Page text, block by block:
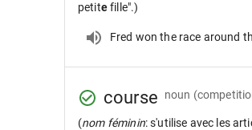
petitefille".)
Fred won the race around
course noun
(nom féminin: s'utilise avec les